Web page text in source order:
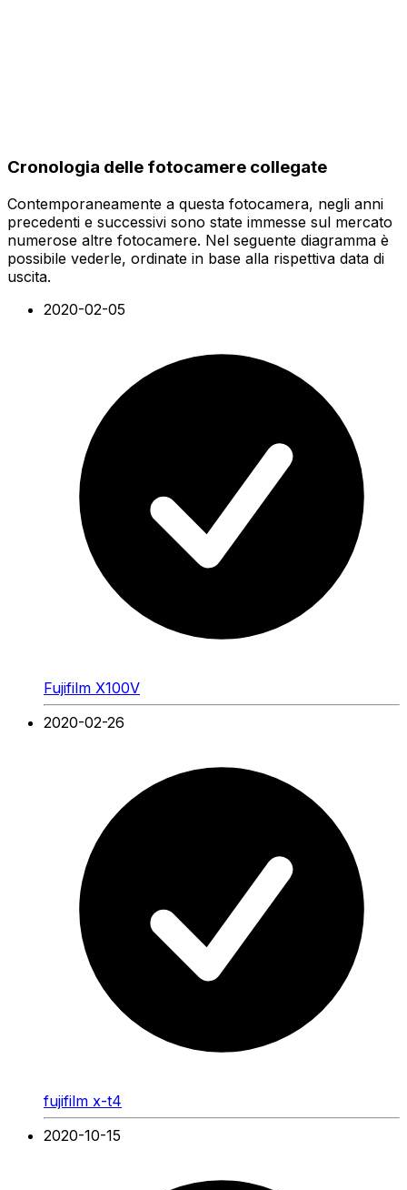
Cronologia delle fotocamere collegate
Contemporaneamente a questa fotocamera, negli anni
precedenti e successivi sono state immesse sul mercato
numerose altre fotocamere. Nel seguente diagramma è
possibile vederle, ordinate in base alla rispettiva data di
uscita.
2020-02-05
Fujifilm X100V
2020-02-26
fujifilm x-t4
2020-10-15